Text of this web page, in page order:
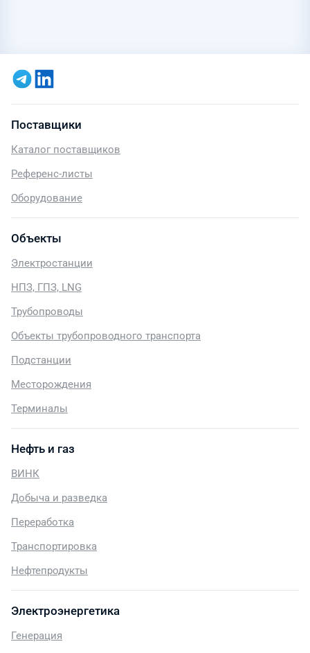
Поставщики
Каталог поставщиков
Референс-листы
Оборудование
Объекты
Электростанции
НПЗ, ГПЗ, LNG
Трубопроводы
Объекты трубопроводного транспорта
Подстанции
Месторождения
Терминалы
Нефть и газ
ВИНК
Добыча и разведка
Переработка
Транспортировка
Нефтепродукты
Электроэнергетика
Генерация